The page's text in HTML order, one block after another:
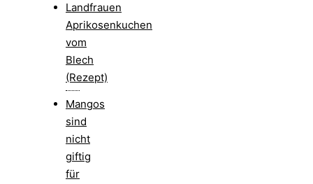
Landfrauen
Aprikosenkuchen
vom
Blech
(Rezept)
Mangos
sind
nicht
giftig
für